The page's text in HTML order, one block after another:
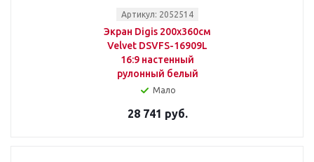
Артикул: 2052514
Экран Digis 200x360см
Velvet DSVFS-16909L
16:9 настенный
рулонный белый
Мало
28 741 руб.